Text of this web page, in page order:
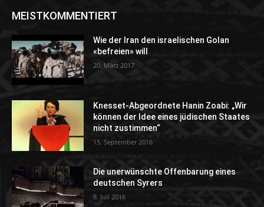
MEISTKOMMENTIERT
Wie der Iran den israelischen Golan
«befreien» will
20. März 2017
Knesset-Abgeordnete Hanin Zoabi: „Wir
können der Idee eines jüdischen Staates
nicht zustimmen“
15. September 2016
Die unerwünschte Offenbarung eines
deutschen Syrers
8. Juli 2016